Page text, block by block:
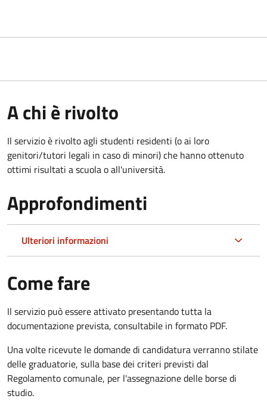
A chi è rivolto
Il servizio è rivolto agli studenti residenti (o ai loro
genitori/tutori legali in caso di minori) che hanno ottenuto
ottimi risultati a scuola o all'università.
Approfondimenti
Ulteriori informazioni
Come fare
Il servizio può essere attivato presentando tutta la
documentazione prevista, consultabile in formato PDF.
Una volte ricevute le domande di candidatura verranno stilate
delle graduatorie, sulla base dei criteri previsti dal
Regolamento comunale, per l'assegnazione delle borse di
studio.